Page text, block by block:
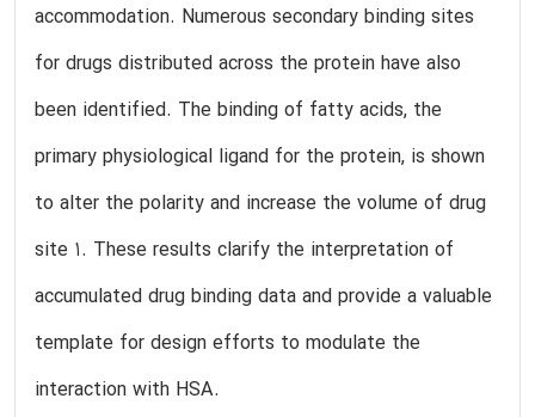
accommodation. Numerous secondary binding sites
for drugs distributed across the protein have also
been identified. The binding of fatty acids, the
primary physiological ligand for the protein, is shown
to alter the polarity and increase the volume of drug
site 1. These results clarify the interpretation of
accumulated drug binding data and provide a valuable
template for design efforts to modulate the
interaction with HSA.